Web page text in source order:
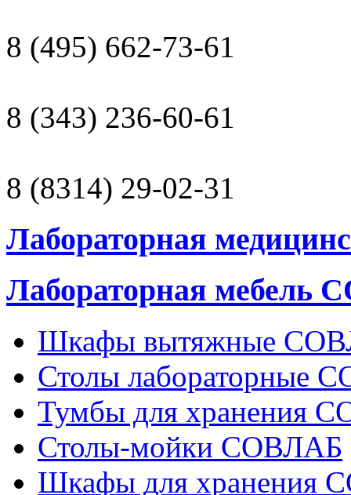
8 (495) 662-73-61
8 (343) 236-60-61
8 (8314) 29-02-31
Лабораторная
Лабораторная мебель
Шкафы вытяжные
Столы лабораторные
Тумбы для хранения
Столы-мойки СОВЛАБ
Шкафы для хранения